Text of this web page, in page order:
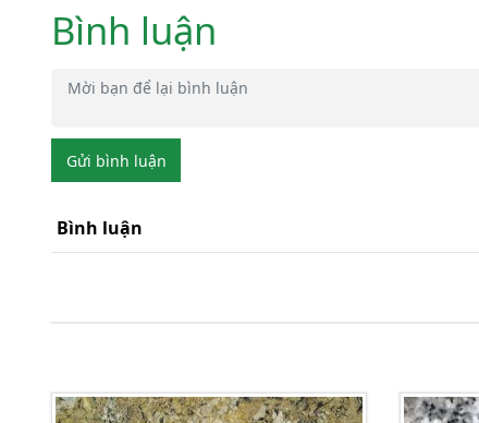
Bình luận
Gửi bình luận
Bình luận